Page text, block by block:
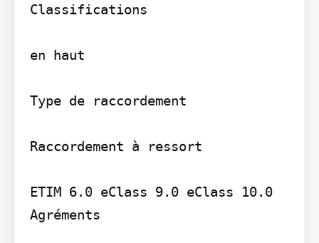
Classifications
en haut
Type de raccordement
Raccordement à ressort
ETIM 6.0 eClass 9.0 eClass 10.0
Agréments